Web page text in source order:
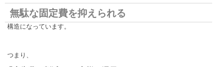
無駄な固定費を抑えられる
構造になっています。
つまり、